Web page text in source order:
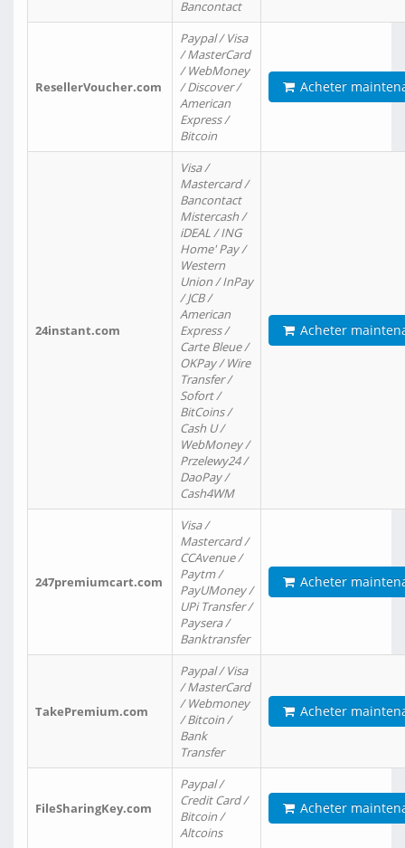
Bancontact
ResellerVoucher.com
Paypal / Visa
/ MasterCard
/ WebMoney
/ Discover /
American
Express /
Bitcoin
Acheter
24instant.com
Visa /
Mastercard /
Bancontact
Mistercash /
iDEAL / ING
Home' Pay /
Western
Union / InPay
/ JCB /
American
Express /
Carte Bleue /
OKPay / Wire
Transfer /
Sofort /
BitCoins /
Cash U /
WebMoney /
Przelewy24 /
DaoPay /
Cash4WM
Acheter
247premiumcart.com
Visa /
Mastercard /
CCAvenue /
Paytm /
PayUMoney /
UPi Transfer /
Paysera /
Banktransfer
Acheter
TakePremium.com
Paypal / Visa
/ MasterCard
/ Webmoney
/ Bitcoin /
Bank
Transfer
Acheter
FileSharingKey.com
Paypal /
Credit Card /
Bitcoin /
Altcoins
Acheter